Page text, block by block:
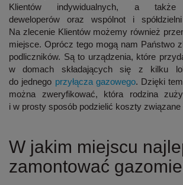
Klientów indywidualnych, a także
deweloperów oraz wspólnot i
Na zlecenie Klientów możemy również
miejsce. Oprócz tego mogą nam Państwo
podliczników. Są to urządzenia, które
w domach składających się z kilku
do jednego przyłącza gazowego. Dzięki
można zweryfikować, która rodzina
i w prosty sposób podzielić koszty związane
W jakim miejscu
zamontować